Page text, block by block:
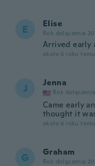
E Elise
Rok dołączenia
Arrived early
około 6 roku temu
J Jenna
Rok
Came early
thought it
około 6 roku temu
G Graham
Rok dołączenia